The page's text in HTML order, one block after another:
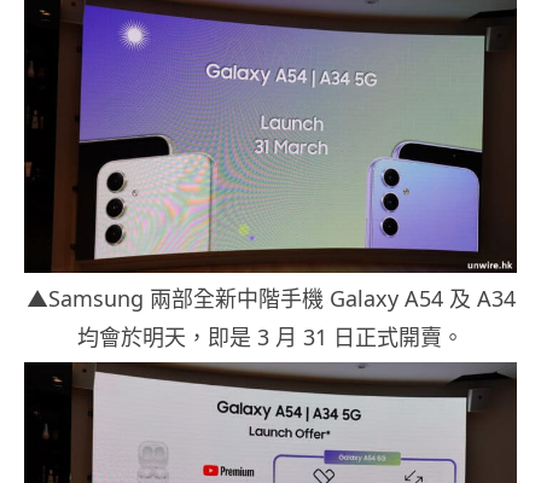
▲Samsung 兩部全新中階手機 Galaxy A54 及 A34
均會於明天，即是 3 月 31 日正式開賣。